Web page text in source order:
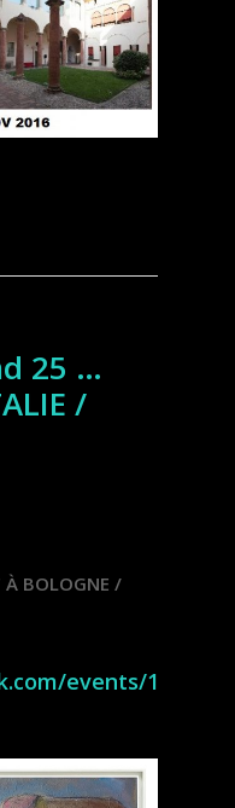
25 …
/
À BOLOGNE /
events/